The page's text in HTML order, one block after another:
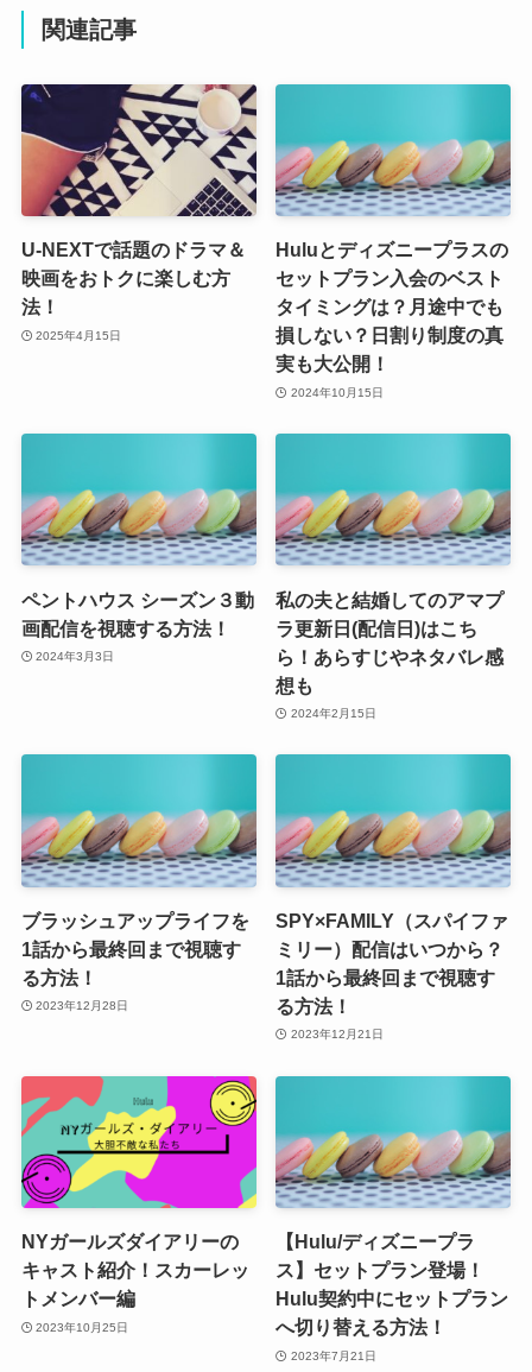
関連記事
U-NEXTで話題のドラマ＆
映画をおトクに楽しむ方
法！
2025年4月15日
Huluとディズニープラスの
セットプラン入会のベスト
タイミングは？月途中でも
損しない？日割り制度の真
実も大公開！
2024年10月15日
ペントハウス シーズン３動
画配信を視聴する方法！
2024年3月3日
私の夫と結婚してのアマプ
ラ更新日(配信日)はこち
ら！あらすじやネタバレ感
想も
2024年2月15日
ブラッシュアップライフを
1話から最終回まで視聴す
る方法！
2023年12月28日
SPY×FAMILY（スパイファ
ミリー）配信はいつから？
1話から最終回まで視聴す
る方法！
2023年12月21日
NYガールズダイアリーの
キャスト紹介！スカーレッ
トメンバー編
2023年10月25日
【Hulu/ディズニープラ
ス】セットプラン登場！
Hulu契約中にセットプラン
へ切り替える方法！
2023年7月21日